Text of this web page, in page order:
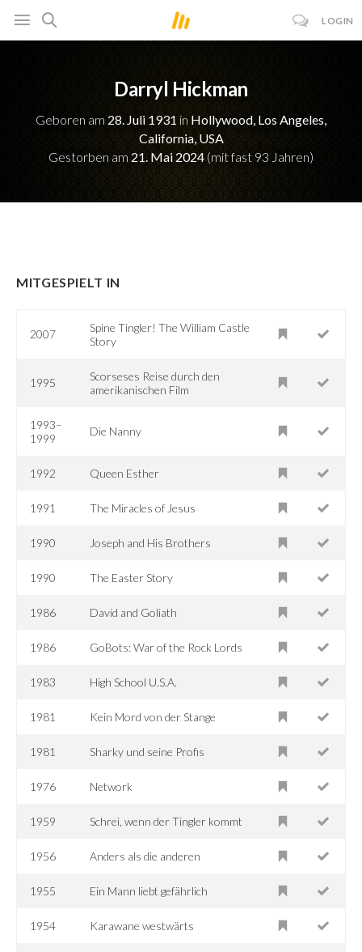
LOGIN
Darryl Hickman
Geboren am 28. Juli 1931 in Hollywood, Los Angeles,
California, USA
Gestorben am 21. Mai 2024 (mit fast 93 Jahren)
MITGESPIELT IN
2007
Spine Tingler! The William Castle
Story
1995
Scorseses Reise durch den
amerikanischen Film
1993–
1999
Die Nanny
1992 Queen Esther
1991 The Miracles of Jesus
1990 Joseph and His Brothers
1990 The Easter Story
1986 David and Goliath
1986 GoBots: War of the Rock Lords
1983 High School U.S.A.
1981 Kein Mord von der Stange
1981 Sharky und seine Profis
1976 Network
1959 Schrei, wenn der Tingler kommt
1956 Anders als die anderen
1955 Ein Mann liebt gefährlich
1954 Karawane westwärts